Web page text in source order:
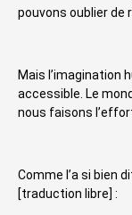
pouvons oublier de
Mais l’imagination
accessible. Le
nous faisons
Comme l’a si bien
[traduction libre] :